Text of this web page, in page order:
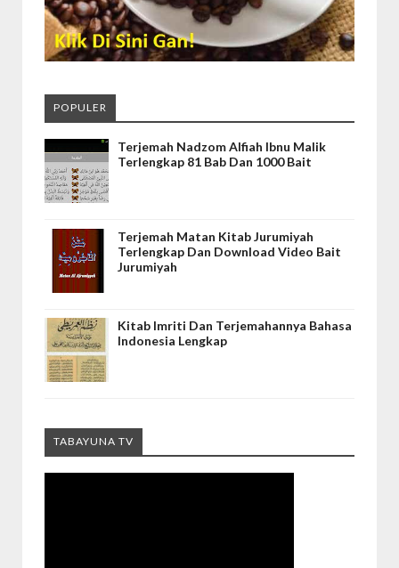
POPULER
Terjemah Nadzom Alfiah Ibnu Malik
Terlengkap 81 Bab Dan 1000 Bait
Terjemah Matan Kitab Jurumiyah
Terlengkap Dan Download Video Bait
Jurumiyah
Kitab Imriti Dan Terjemahannya Bahasa
Indonesia Lengkap
TABAYUNA TV